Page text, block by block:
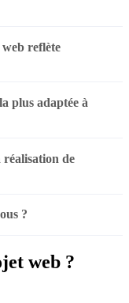
reflète
plus adaptée à
réalisation de
?
web ?